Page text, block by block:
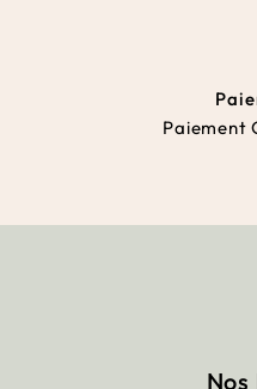
Paiement